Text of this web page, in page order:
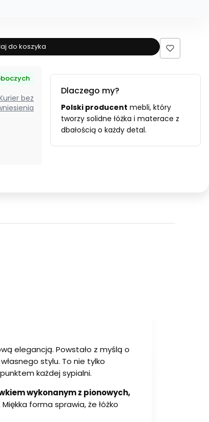
tapicerowane
beżowe
ze
stelażem
i
do koszyka
Dlaczego my?
Polski producent mebli, który
tworzy solidne łóżka i materace z
dbałością o każdy detal.
elegancją. Powstało z myślą o
stylu. To nie tylko
każdej sypialni.
wykonanym z pionowych,
forma sprawia, że łóżko